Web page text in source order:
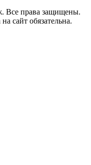
Все права защищены.
сайт обязательна.